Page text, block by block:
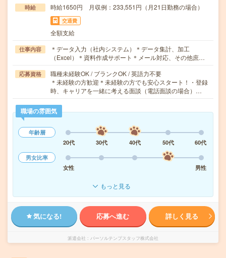
時給 時給1650円 月収例：233,551円（月21日勤務の場合）
交通費
全額支給
仕事内容
＊データ入力（社内システム）＊データ集計、加工
（Excel）＊資料作成サポート＊メール対応、その他庶…
応募資格
職種未経験OK / ブランクOK / 英語力不要
＊未経験の方歓迎＊未経験の方でも安心スタート！・登録
時、キャリアを一緒に考える面談（電話面談の場合）…
職場の雰囲気
年齢層
20代
30代 40代 50代
60代
男女比率
女性
男性
もっと見る
気になる! 応募へ進む 詳しく見る
派遣会社 パーソルテンプスタッフ株式会社